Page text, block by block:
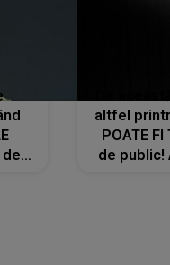
altfel
POATE FI
de public!